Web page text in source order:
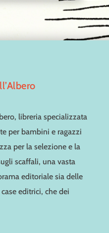
libreria specializzata
per bambini e ragazzi
per la selezione e la
scaffali, una vasta
editoriale sia delle
editrici, che dei